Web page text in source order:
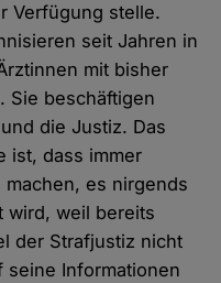
Verfügung stelle.
seit Jahren in
mit bisher
Sie beschäftigen
die Justiz. Das
ist, dass immer
es nirgends
wird, weil bereits
der Strafjustiz nicht
Informationen